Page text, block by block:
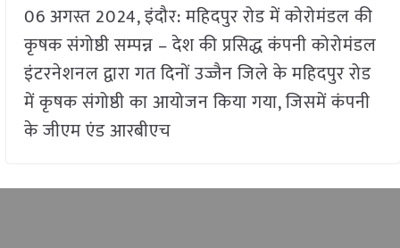
06 अगस्त 2024, इंदौर: महिदपुर रोड में कोरोमंडल की
कृषक संगोष्ठी सम्पन्न – देश की प्रसिद्ध कंपनी कोरोमंडल
इंटरनेशनल द्वारा गत दिनों उज्जैन जिले के महिदपुर रोड
में कृषक संगोष्ठी का आयोजन किया गया, जिसमें कंपनी
के जीएम एंड आरबीएच